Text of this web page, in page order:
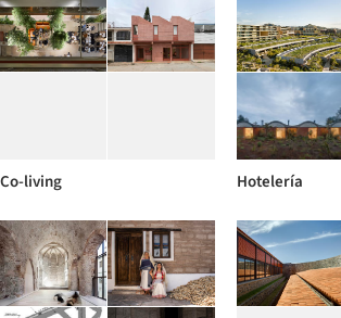
Co-living Hotelería